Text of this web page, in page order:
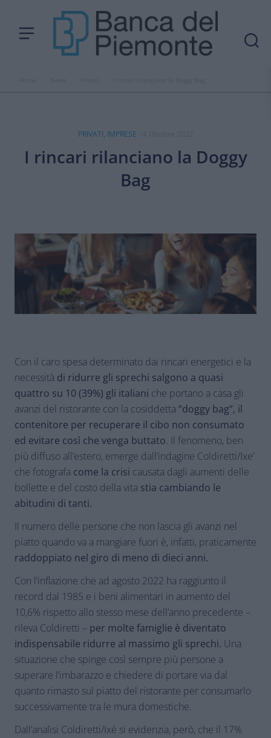
PRIVATI, IMPRESE
I rincari rilanciano la Doggy
Bag
Con il caro spesa determinato dai rincari energetici e la
necessità di ridurre gli sprechi salgono a quasi
quattro su 10 (39%) gli italiani che portano a casa gli
avanzi del ristorante con la cosiddetta “doggy bag”, il
contenitore per recuperare il cibo non consumato
ed evitare così che venga buttato. Il fenomeno, ben
più diffuso all’estero, emerge dall’indagine Coldiretti/Ixe’
che fotografa come la crisi causata dagli aumenti delle
bollette e del costo della vita stia cambiando le
abitudini di tanti.
Il numero delle persone che non lascia gli avanzi nel
piatto quando va a mangiare fuori è, infatti, praticamente
raddoppiato nel giro di meno di dieci anni.
Con l’inflazione che ad agosto 2022 ha raggiunto il
record dal 1985 e i beni alimentari in aumento del
10,6% rispetto allo stesso mese dell’anno precedente –
rileva Coldiretti – per molte famiglie è diventato
indispensabile ridurre al massimo gli sprechi. Una
situazione che spinge così sempre più persone a
superare l’imbarazzo e chiedere di portare via dal
quanto rimasto sul piatto del ristorante per consumarlo
successivamente tra le mura domestiche.
Dall’analisi Coldiretti/Ixè si evidenzia, però, che il 17%